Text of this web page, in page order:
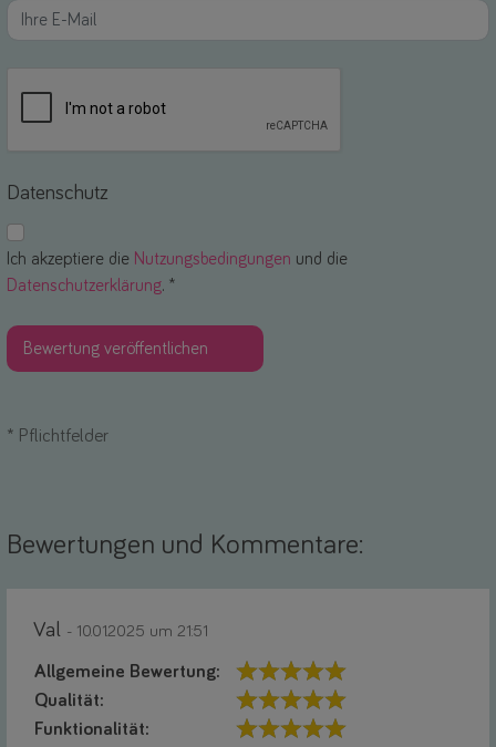
Datenschutz
Ich akzeptiere die Nutzungsbedingungen und die
Datenschutzerklärung. *
* Pflichtfelder
Bewertungen und Kommentare:
Val - 10.01.2025 um 21:51
Allgemeine Bewertung:
Qualität:
Funktionalität: